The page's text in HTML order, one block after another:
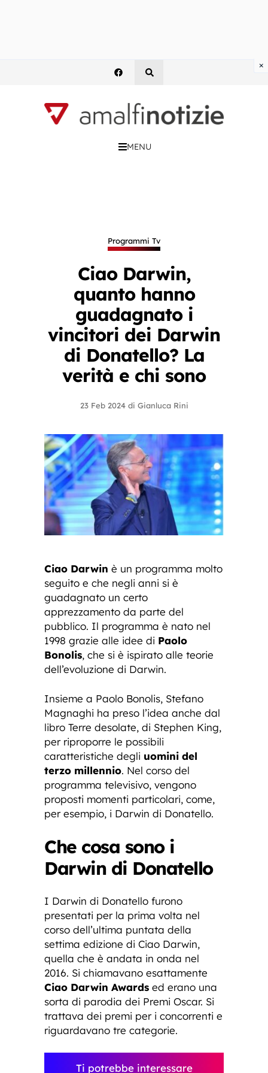
MENU
Programmi Tv
Ciao Darwin,
quanto hanno
guadagnato i
vincitori dei Darwin
di Donatello? La
verità e chi sono
23 Feb 2024 di Gianluca Rini
Ciao Darwin è un programma molto
seguito e che negli anni si è
guadagnato un certo
apprezzamento da parte del
pubblico. Il programma è nato nel
1998 grazie alle idee di Paolo
Bonolis, che si è ispirato alle teorie
dell’evoluzione di Darwin.
Insieme a Paolo Bonolis, Stefano
Magnaghi ha preso l’idea anche dal
libro Terre desolate, di Stephen King,
per riproporre le possibili
caratteristiche degli uomini del
terzo millennio. Nel corso del
programma televisivo, vengono
proposti momenti particolari, come,
per esempio, i Darwin di Donatello.
Che cosa sono i
Darwin di Donatello
I Darwin di Donatello furono
presentati per la prima volta nel
corso dell’ultima puntata della
settima edizione di Ciao Darwin,
quella che è andata in onda nel
2016. Si chiamavano esattamente
Ciao Darwin Awards ed erano una
sorta di parodia dei Premi Oscar. Si
trattava dei premi per i concorrenti e
riguardavano tre categorie.
Ti potrebbe interessare
×